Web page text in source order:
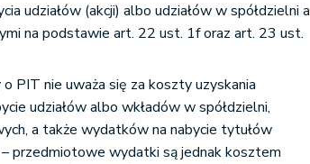
udziałów (akcji) albo udziałów w spółdzielni a
na podstawie art. 22 ust. 1f oraz art. 23 ust.
nie uważa się za koszty uzyskania
udziałów albo wkładów w spółdzielni,
a także wydatków na nabycie tytułów
przedmiotowe wydatki są jednak kosztem